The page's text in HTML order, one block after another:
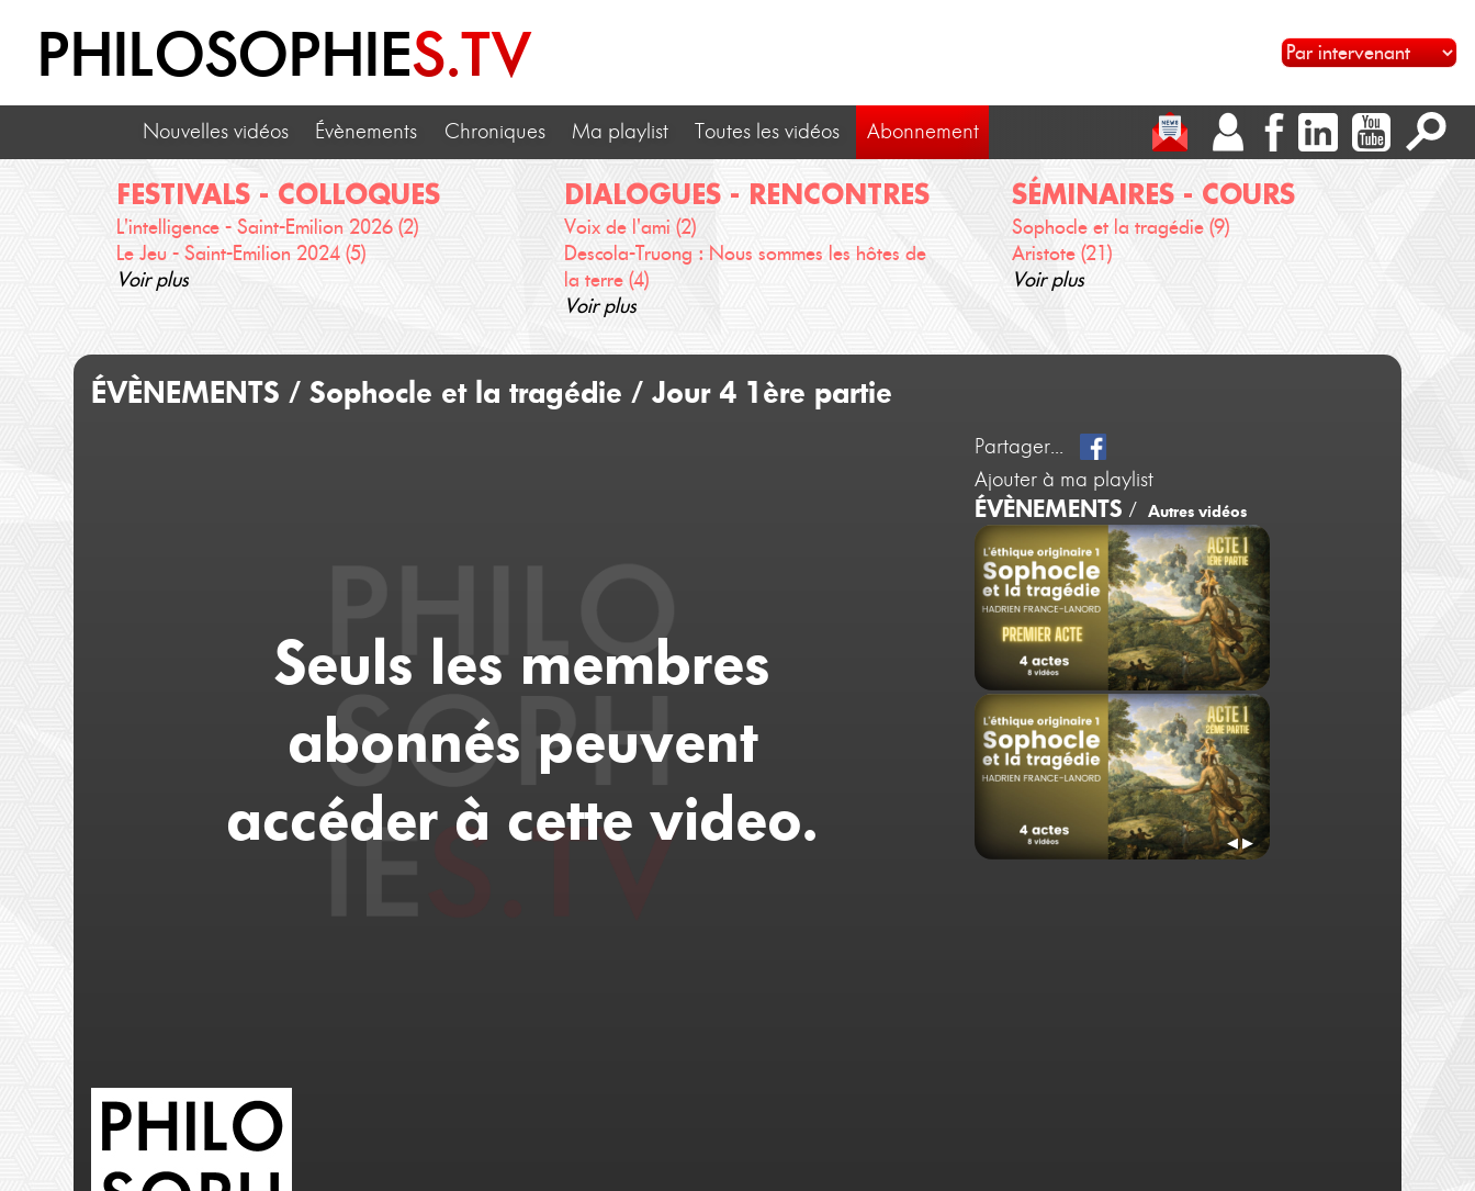
PHILOSOPHIES.TV
Nouvelles vidéos Évènements Chroniques Ma playlist Toutes les vidéos Abonnement
FESTIVALS - COLLOQUES
L'intelligence - Saint-Emilion 2026 (2)
Le Jeu - Saint-Emilion 2024 (5)
Voir plus
DIALOGUES - RENCONTRES
Voix de l'ami (2)
Descola-Truong : Nous sommes les hôtes de
la terre (4)
Voir plus
SÉMINAIRES - COURS
Sophocle et la tragédie (9)
Aristote (21)
Voir plus
ÉVÈNEMENTS / Sophocle et la tragédie / Jour 4 1ère partie
Seuls les membres
abonnés peuvent
accéder à cette video.
Partager...
Ajouter à ma playlist
ÉVÈNEMENTS / Autres vidéos
Hadrien France-Lanord
Jour 1 1ère partie ◀▶